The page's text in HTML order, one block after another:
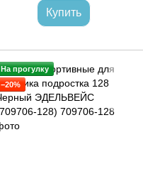
Купить
На прогулку
−20%